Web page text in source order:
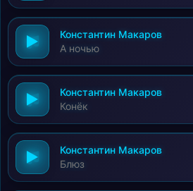
Константин Макаров
А ночью
Константин Макаров
Конёк
Константин Макаров
Блюз